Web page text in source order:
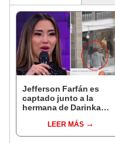
Jefferson Farfán es
captado junto a la
hermana de Darinka
Kanashiro trabajaba: “Él
tiene sus…”
LEER MÁS